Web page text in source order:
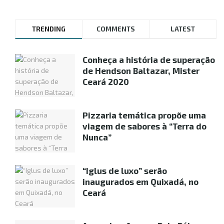
TRENDING COMMENTS LATEST
Conheça a história de superação
de Hendson Baltazar, Mister
Ceará 2020
Pizzaria temática propõe uma
viagem de sabores à “Terra do
Nunca”
“Iglus de luxo” serão
inaugurados em Quixadá, no
Ceará